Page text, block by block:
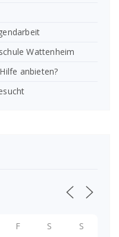
Wattenheim
anbieten?
F S S